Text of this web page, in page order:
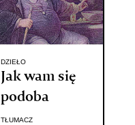
DZIEŁO
Jak wam się
podoba
TŁUMACZ